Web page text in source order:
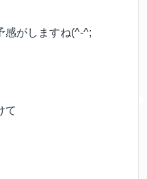
感がしますね(^-^;
て